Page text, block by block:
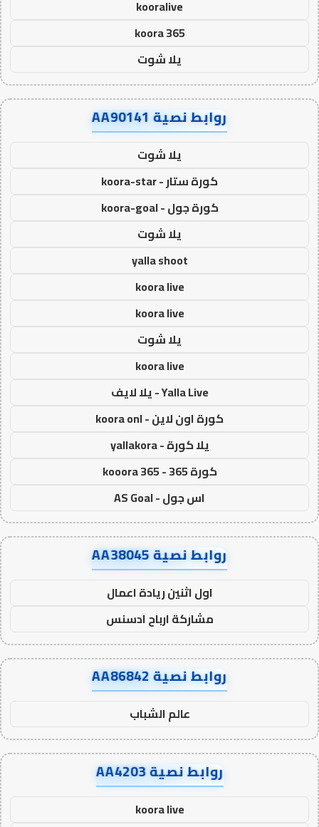
kooralive
koora 365
يلا شوت
روابط نصية AA90141
يلا شوت
كورة ستار - koora-star
كورة جول - koora-goal
يلا شوت
yalla shoot
koora live
koora live
يلا شوت
koora live
Yalla Live - يلا لايف
كورة اون لاين - koora onl
يلا كورة - yallakora
كورة 365 - kooora 365
اس جول - AS Goal
روابط نصية AA38045
اول اثنين ريادة اعمال
مشاركة ارباح ادسنس
روابط نصية AA86842
عالم الشباب
روابط نصية AA4203
koora live